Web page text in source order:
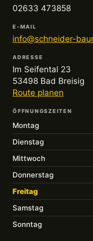
02633 473858
E-MAIL
info@schneider-
ADRESSE
Im Seifental 23
53498 Bad Breisig
Route planen
ÖFFNUNGSZEITEN
Montag
Dienstag
Mittwoch
Donnerstag
Freitag
Samstag
Sonntag